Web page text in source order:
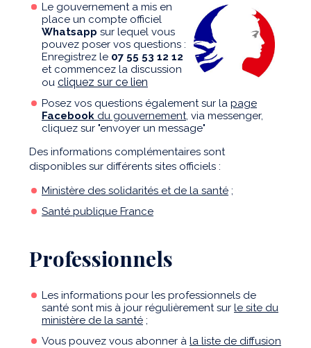
Le gouvernement a mis en
place un compte officiel
Whatsapp sur lequel vous
pouvez poser vos questions :
Enregistrez le 07 55 53 12 12
et commencez la discussion
ou cliquez sur ce lien
Posez vos questions également sur la page
Facebook du gouvernement, via messenger,
cliquez sur "envoyer un message"
Des informations complémentaires sont
disponibles sur différents sites officiels :
Ministère des solidarités et de la santé ;
Santé publique France
Professionnels
Les informations pour les professionnels de
santé sont mis à jour régulièrement sur le site du
ministère de la santé ;
Vous pouvez vous abonner à la liste de diffusion